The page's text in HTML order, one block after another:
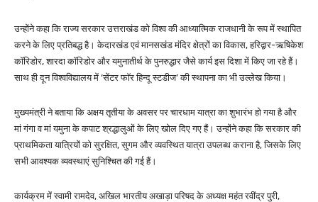
उन्होंने कहा कि राज्य सरकार उत्तराखंड को विश्व की आध्यात्मिक राजधानी के रूप में स्थापित
करने के लिए प्रतिबद्ध है। केदारखंड एवं मानसखंड मंदिर क्षेत्रों का विकास, हरिद्वार-ऋषिकेश
कॉरिडोर, शारदा कॉरिडोर और यमुनातीर्थ के पुनरुद्धार जैसे कार्य इस दिशा में किए जा रहे हैं।
साथ ही दून विश्वविद्यालय में ‘सेंटर फॉर हिन्दू स्टडीज’ की स्थापना का भी उल्लेख किया।
मुख्यमंत्री ने बताया कि अक्षय तृतीया के अवसर पर चारधाम यात्रा का शुभारंभ हो गया है और
मां गंगा व मां यमुना के कपाट श्रद्धालुओं के लिए खोल दिए गए हैं। उन्होंने कहा कि सरकार की
प्राथमिकता यात्रियों को सुरक्षित, सुगम और व्यवस्थित यात्रा उपलब्ध कराना है, जिसके लिए
सभी आवश्यक व्यवस्थाएं सुनिश्चित की गई हैं।
कार्यक्रम में स्वामी रामदेव, अखिल भारतीय अखाड़ा परिषद के अध्यक्ष महंत रवींद्र पुरी,